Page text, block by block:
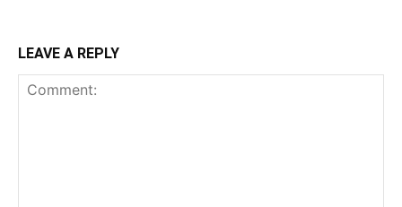
LEAVE A REPLY